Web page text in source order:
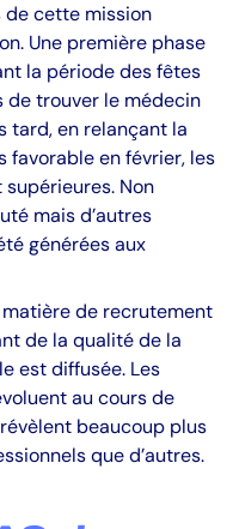
de cette mission
Une première phase
la période des fêtes
de trouver le médecin
tard, en relançant la
favorable en février, les
Non
mais d’autres
générées aux
de recrutement
de la qualité de la
est diffusée. Les
au cours de
beaucoup plus
que d’autres.